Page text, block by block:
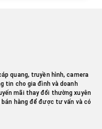
quang, truyền hình, camera
tin cho gia đình và doanh
mãi thay đổi thường xuyên
hàng để được tư vấn và có